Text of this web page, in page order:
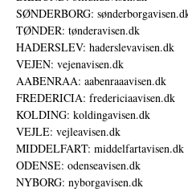
SØNDERBORG:
TØNDER: tønderavisen.dk
HADERSLEV: haderslevavisen.dk
VEJEN: vejenavisen.dk
AABENRAA: aabenraaavisen.dk
FREDERICIA: fredericiaavisen.dk
KOLDING: koldingavisen.dk
VEJLE: vejleavisen.dk
MIDDELFART: middelfartavisen.dk
ODENSE: odenseavisen.dk
NYBORG: nyborgavisen.dk